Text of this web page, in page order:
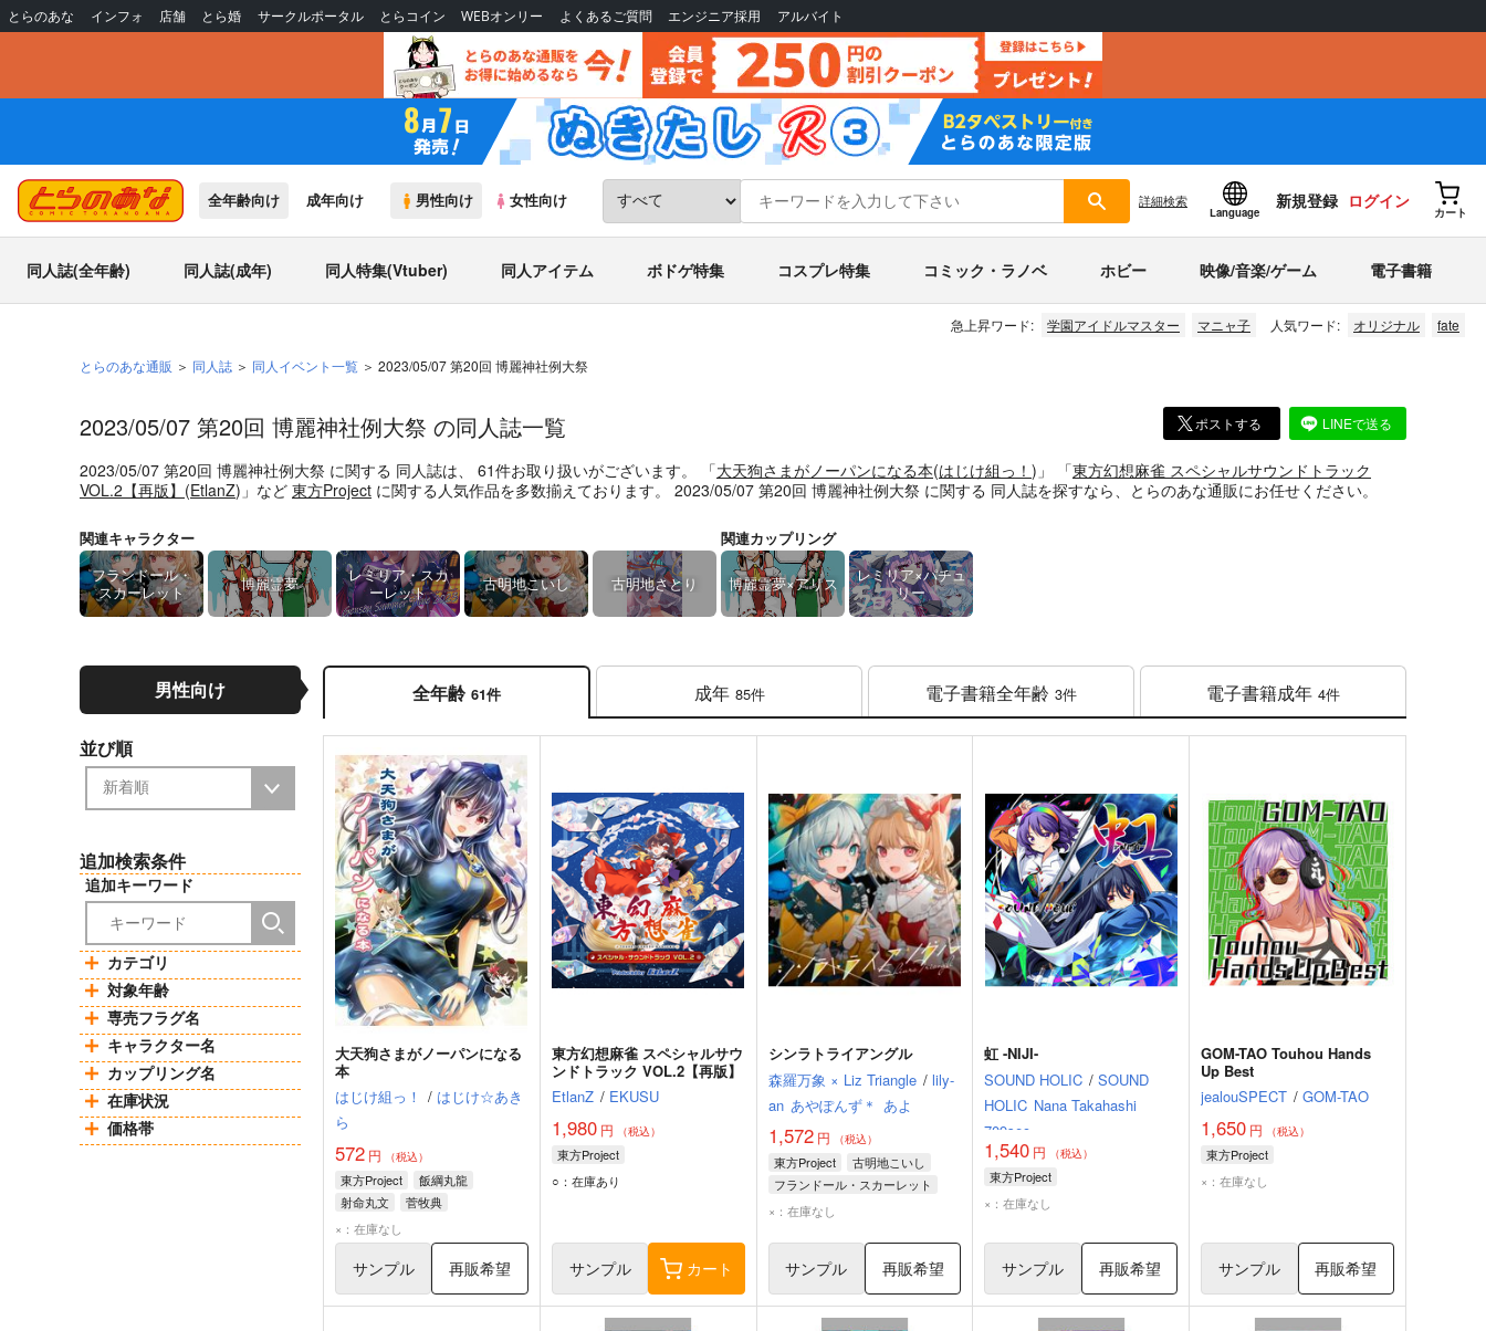
とらのあな インフォ 店舗 とら婚 サークルポータル とらコイン WEBオンリー よくあるご質問 エンジニア採用 アルバイト
全年齢向け 成年向け 男性向け 女性向け 詳細検索
Language
新規登録 ログイン
カート
同人誌(全年齢) 同人誌(成年) 同人特集(Vtuber) 同人アイテム ボドゲ特集 コスプレ特集 コミック・ラノベ ホビー 映像/音楽/ゲーム 電子書籍
急上昇ワード: 学園アイドルマスター マニャ子 人気ワード: オリジナル fate
とらのあな通販 同人誌 同人イベント一覧 2023/05/07 第20回 博麗神社例大祭
ポストする LINEで送る
2023/05/07 第20回 博麗神社例大祭 の同人誌一覧
2023/05/07 第20回 博麗神社例大祭 に関する 同人誌は、 61件お取り扱いがございます。 「大天狗さまがノーパンになる本(はじけ組っ！ )」 「東方幻想麻雀 スペシャルサウンドトラック
VOL.2【再版】 (EtlanZ)」 など 東方Project に関する人気作品を多数揃えております。 2023/05/07 第20回 博麗神社例大祭 に関する 同人誌を探すなら、とらのあな通販にお任せください。
関連キャラクター
フランドール・
スカーレット
博麗霊夢
レミリア・スカ
ーレット
古明地こいし 古明地さとり
関連カップリング
博麗霊夢×アリス
レミリア×パチュ
リー
男性向け
並び順
追加検索条件
追加キーワード
カテゴリ
対象年齢
専売フラグ名
キャラクター名
カップリング名
在庫状況
価格帯
全年齢 61件 成年 85件 電子書籍全年齢 3件 電子書籍成年 4件
大天狗さまがノーパンになる
本
はじけ組っ！ / はじけ☆あき
ら
572 円 （税込）
東方Project
飯綱丸龍
射命丸文
菅牧典
×：在庫なし
サンプル 再販希望
東方幻想麻雀 スペシャルサウ
ンドトラック VOL.2【再版】
EtlanZ / EKUSU
1,980円 （税込）
東方Project
○：在庫あり
サンプル カート
シンラトライアングル
森羅万象 × Liz Triangle / lily-
an あやぽんず＊ あよ
1,572円 （税込）
東方Project
古明地こいし
フランドール・スカーレット
×：在庫なし
サンプル 再販希望
虹 -NIJI-
SOUND HOLIC / SOUND
HOLIC Nana Takahashi
709sec.
1,540 円 （税込）
東方Project
×：在庫なし
サンプル 再販希望
GOM-TAO Touhou Hands
Up Best
jealouSPECT / GOM-TAO
1,650 円 （税込）
東方Project
×：在庫なし
サンプル 再販希望